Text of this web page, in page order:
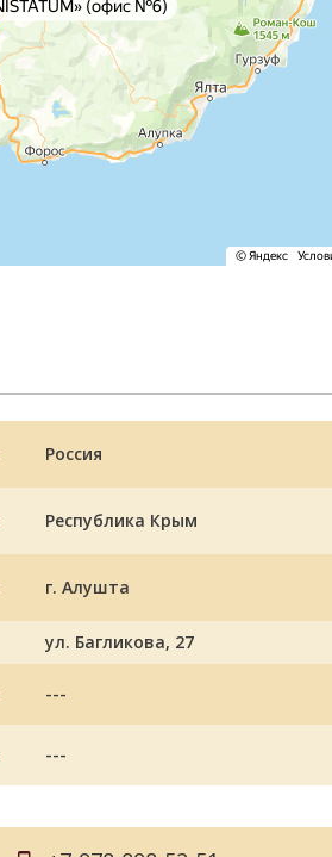
Россия
Республика Крым
г. Алушта
ул. Багликова, 27
---
---